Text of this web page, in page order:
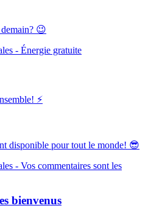
😉
⚡
disponible pour tout le monde! 😎
bienvenus